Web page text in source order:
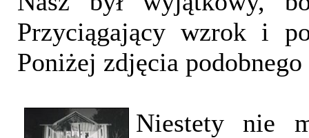
Przyciągający wzrok i
Poniżej zdjęcia
Niestety nie